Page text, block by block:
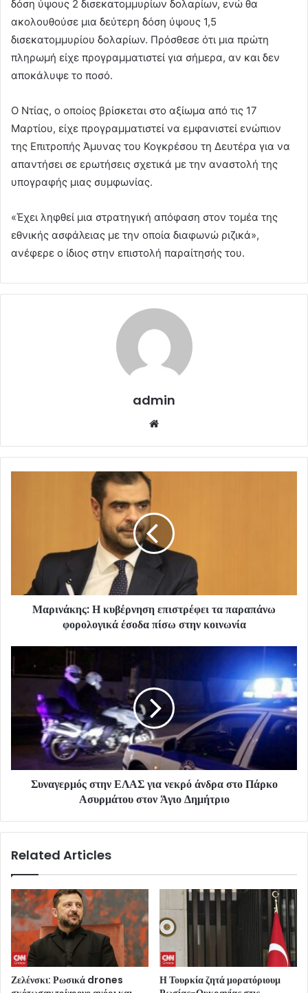
δόση ύψους 2 δισεκατομμυρίων δολαρίων, ενώ θα
ακολουθούσε μια δεύτερη δόση ύψους 1,5
δισεκατομμυρίου δολαρίων. Πρόσθεσε ότι μια πρώτη
πληρωμή είχε προγραμματιστεί για σήμερα, αν και δεν
αποκάλυψε το ποσό.
Ο Ντίας, ο οποίος βρίσκεται στο αξίωμα από τις 17
Μαρτίου, είχε προγραμματιστεί να εμφανιστεί ενώπιον
της Επιτροπής Άμυνας του Κογκρέσου τη Δευτέρα για να
απαντήσει σε ερωτήσεις σχετικά με την αναστολή της
υπογραφής μιας συμφωνίας.
«Έχει ληφθεί μια στρατηγική απόφαση στον τομέα της
εθνικής ασφάλειας με την οποία διαφωνώ ριζικά»,
ανέφερε ο ίδιος στην επιστολή παραίτησής του.
admin
Μαρινάκης: Η κυβέρνηση επιστρέφει τα παραπάνω
φορολογικά έσοδα πίσω στην κοινωνία
Συναγερμός στην ΕΛΑΣ για νεκρό άνδρα στο Πάρκο
Ασυρμάτου στον Άγιο Δημήτριο
Related Articles
Ζελένσκι: Ρωσικά drones
Η Τουρκία ζητά μορατόριουμ